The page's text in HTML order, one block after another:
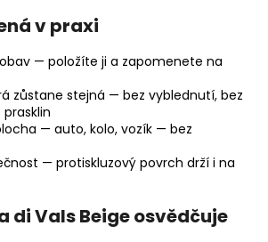
v praxi
— položíte ji a zapomenete na
zůstane stejná — bez vyblednutí, bez
— auto, kolo, vozík — bez
— protiskluzový povrch drží i na
di Vals Beige osvědčuje